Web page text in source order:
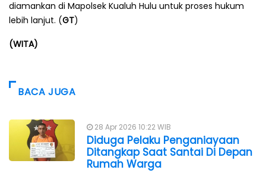
diamankan di Mapolsek Kualuh Hulu untuk proses hukum
lebih lanjut. (GT)
(WITA)
BACA JUGA
28 Apr 2026 10:22 WIB
Diduga Pelaku Penganiayaan
Ditangkap Saat Santai Di Depan
Rumah Warga